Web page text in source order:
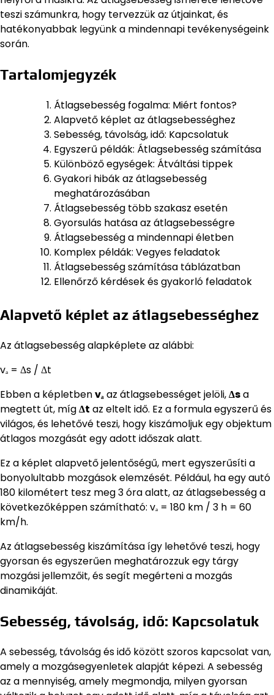
teszi számunkra, hogy tervezzük az útjainkat, és
hatékonyabbak legyünk a mindennapi tevékenységeink
során.
Tartalomjegyzék
Átlagsebesség fogalma: Miért fontos?
Alapvető képlet az átlagsebességhez
Sebesség, távolság, idő: Kapcsolatuk
Egyszerű példák: Átlagsebesség számítása
Különböző egységek: Átváltási tippek
Gyakori hibák az átlagsebesség
meghatározásában
Átlagsebesség több szakasz esetén
Gyorsulás hatása az átlagsebességre
Átlagsebesség a mindennapi életben
Komplex példák: Vegyes feladatok
Átlagsebesség számítása táblázatban
Ellenőrző kérdések és gyakorló feladatok
Alapvető képlet az átlagsebességhez
Az átlagsebesség alapképlete az alábbi:
vₐ = Δs / Δt
Ebben a képletbenvₐaz átlagsebességet jelöli,Δsa
megtett út, mígΔt az eltelt idő. Ez a formula egyszerű és
világos, és lehetővé teszi, hogy kiszámoljuk egy objektum
átlagos mozgását egy adott időszak alatt.
Ez a képlet alapvető jelentőségű, mert egyszerűsíti a
bonyolultabb mozgások elemzését. Például, ha egy autó
180 kilométert tesz meg 3 óra alatt, az átlagsebesség a
következőképpen számítható: vₐ = 180 km / 3 h = 60
km/h.
Az átlagsebesség kiszámítása így lehetővé teszi, hogy
gyorsan és egyszerűen meghatározzuk egy tárgy
mozgási jellemzőit, és segít megérteni a mozgás
dinamikáját.
Sebesség, távolság, idő: Kapcsolatuk
A sebesség, távolság és idő között szoros kapcsolat van,
amely a mozgásegyenletek alapját képezi. A sebesség
az a mennyiség, amely megmondja, milyen gyorsan